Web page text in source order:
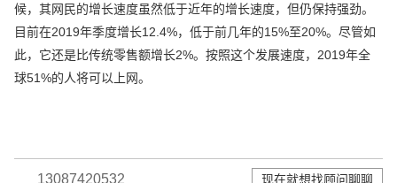
候，其网民的增长速度虽然低于近年的增长速度，但仍保持强劲。
目前在2019年季度增长12.4%，低于前几年的15%至20%。尽管如
此，它还是比传统零售额增长2%。按照这个发展速度，2019年全
球51%的人将可以上网。
13087420532 现在就想找顾问聊聊